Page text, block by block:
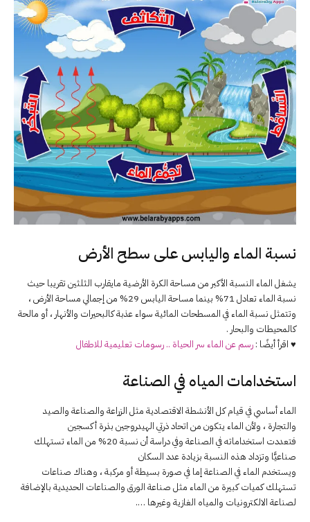
نسبة الماء واليابس على سطح الأرض
يشغل الماء النسبة الأكبر من مساحة الكرة الأرضية مايقارب الثلثين تقريبا حيث
نسبة الماء تعادل 71% بينما مساحة اليابس 29% من إجمالي مساحة الأرض ،
وتتمثل نسبة الماء في المسطحات المائية سواء عذبة كالبحيرات والأنهار ، أو مالحة
كالمحيطات والبحار .
♥ اقرأ أيضًا : رسم عن الماء سر الحياة .. رسومات تعليمية للاطفال
استخدامات المياه في الصناعة
الماء أساسي في قيام كل الأنشطة الاقتصادية مثل الزراعة والصناعة والصيد
والتجارة ، ولأن الماء يتكون من اتحاد ذرتي الهيدروجين بذرة أكسجين
فتعددت استخداماته في الصناعة وفي دراسة أن نسبة 20% من الماء تستهلك
صناعيًّا وتزداد هذه النسبة بزيادة عدد السكان
ويستخدم الماء في الصناعة إما في صورة بسيطة أو مركبة ، وهناك صناعات
تستهلك كميات كبيرة من الماء مثل صناعة الورق والصناعات الحديدية بالإضافة
لصناعة الالكترونيات والمياه الغازية وغيرها ….